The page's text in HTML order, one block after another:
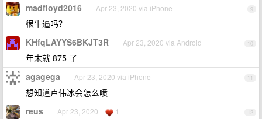
9
madfloyd2016 Apr 23, 2020 via iPhone
很牛逼吗？
10
KHfqLAYYS6BKJT3R Apr 23, 2020 via Android
年末就 875 了
11
agagega Apr 23, 2020 via iPhone
想知道卢伟冰会怎么喷
12
reus Apr 23, 2020 1